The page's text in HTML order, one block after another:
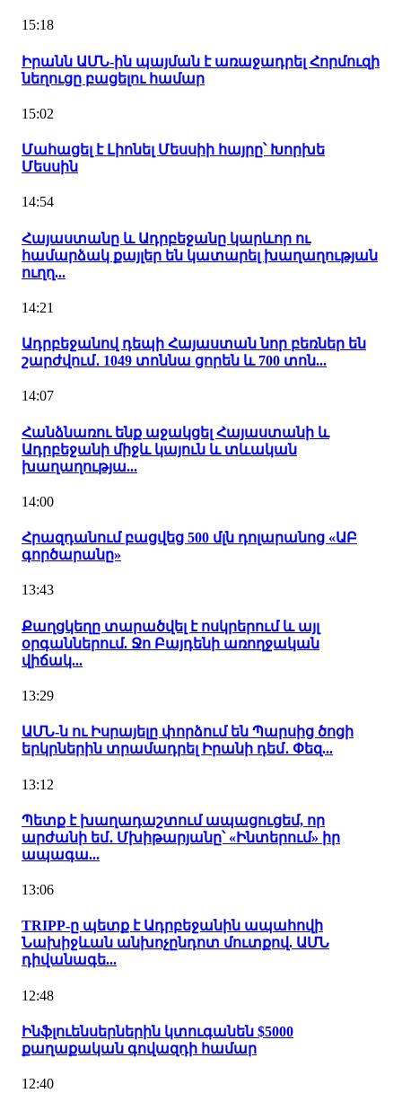
15:18
Իրանն ԱՄՆ-ին պայման է առաջադրել Հորմուզի
նեղուցը բացելու համար
15:02
Մահացել է Լիոնել Մեսսիի հայրը՝ Խորխե
Մեսսին
14:54
Հայաստանը և Ադրբեջանը կարևոր ու
համարձակ քայլեր են կատարել խաղաղության
ուղղ...
14:21
Ադրբեջանով դեպի Հայաստան նոր բեռներ են
շարժվում․ 1049 տոննա ցորեն և 700 տոն...
14:07
Հանձնառու ենք աջակցել Հայաստանի և
Ադրբեջանի միջև կայուն և տևական
խաղաղությա...
14:00
Հրազդանում բացվեց 500 մլն դոլարանոց «ԱԲ
գործարանը»
13:43
Քաղցկեղը տարածվել է ոսկրերում և այլ
օրգաններում. Ջո Բայդենի առողջական
վիճակ...
13:29
ԱՄՆ-ն ու Իսրայելը փորձում են Պարսից ծոցի
երկրներին տրամադրել Իրանի դեմ․ Փեզ...
13:12
Պետք է խաղադաշտում ապացուցեմ, որ
արժանի եմ․ Մխիթարյանը՝ «Ինտերում» իր
ապագա...
13:06
TRIPP-ը պետք է Ադրբեջանին ապահովի
Նախիջևան անխոչընդոտ մուտքով. ԱՄՆ
դիվանագե...
12:48
Ինֆլուենսերներին կտուգանեն $5000
քաղաքական գովազդի համար
12:40